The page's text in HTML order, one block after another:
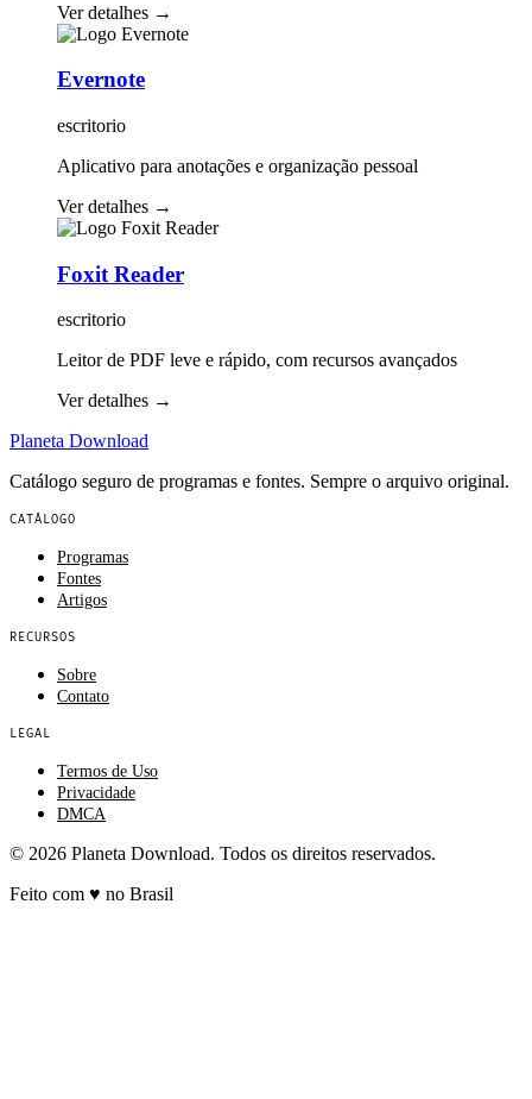
Ver detalhes →
Evernote
escritorio
Aplicativo para anotações e organização pessoal
Ver detalhes →
Foxit Reader
escritorio
Leitor de PDF leve e rápido, com recursos avançados
Ver detalhes →
Planeta Download
Catálogo seguro de programas e fontes. Sempre o arquivo original.
CATÁLOGO
Programas
Fontes
Artigos
RECURSOS
Sobre
Contato
LEGAL
Termos de Uso
Privacidade
DMCA
© 2026 Planeta Download. Todos os direitos reservados.
Feito com ♥ no Brasil